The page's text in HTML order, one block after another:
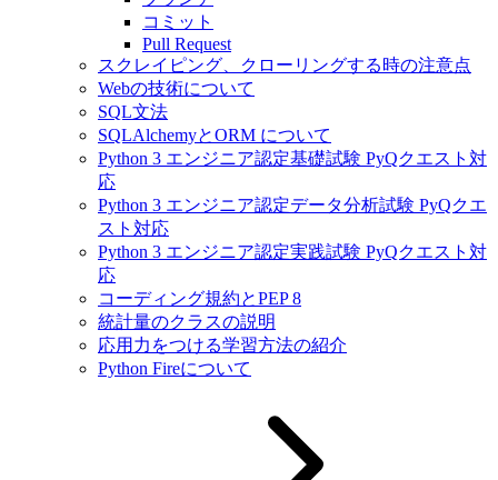
コミット
Pull Request
スクレイピング、クローリングする時の注意点
Webの技術について
SQL文法
SQLAlchemyとORM について
Python 3 エンジニア認定基礎試験 PyQクエスト対
応
Python 3 エンジニア認定データ分析試験 PyQクエ
スト対応
Python 3 エンジニア認定実践試験 PyQクエスト対
応
コーディング規約とPEP 8
統計量のクラスの説明
応用力をつける学習方法の紹介
Python Fireについて